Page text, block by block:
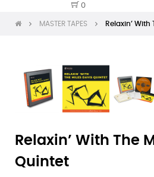
0
MASTER TAPES Relaxin’
Relaxin’ With The
Quintet